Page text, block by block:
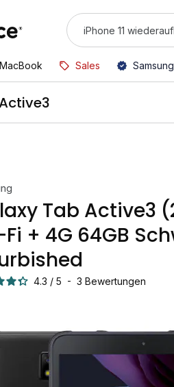
MacBook Sales
Tab Active3
+ 4G 64GB
4.3 / 5 - 3 Bewertungen